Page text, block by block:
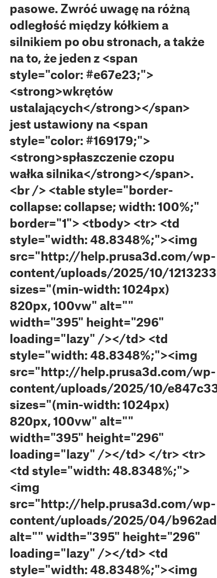
pasowe. Zwróć uwagę na różną
odległość między kółkiem a
silnikiem po obu stronach, a także
na to, że jeden z <span
style="color: #e67e23;">
<strong>wkrętów
ustalających</strong></span>
jest ustawiony na <span
style="color: #169179;">
<strong>spłaszczenie czopu
wałka silnika</strong></span>.
<br /> <table style="border-
collapse: collapse; width: 100%;"
border="1"> <tbody> <tr> <td
style="width: 48.8348%;"><img
src="http://help.prusa3d.com/wp-
content/uploads/2025/10/
sizes="(min-width: 1024px)
820px, 100vw" alt=""
width="395" height="296"
loading="lazy" /></td> <td
style="width: 48.8348%;"><img
src="http://help.prusa3d.com/wp-
content/uploads/2025/10/
sizes="(min-width: 1024px)
820px, 100vw" alt=""
width="395" height="296"
loading="lazy" /></td> </tr> <tr>
<td style="width: 48.8348%;">
<img
src="http://help.prusa3d.com/wp-
content/uploads/2025/04/
alt="" width="395" height="296"
loading="lazy" /></td> <td
style="width: 48.8348%;"><img